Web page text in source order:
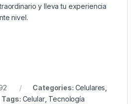
y lleva tu experiencia
nivel.
Categories: Celulares
Tags: Celular, Tecnología